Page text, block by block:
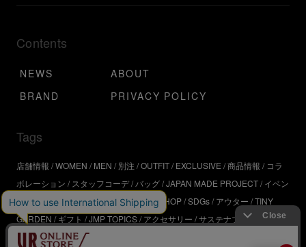
Contents
NEWS
ABOUT
BRAND
PRIVACY POLICY
Tags
店舗情報 WOMEN MEN 別注 OUTFIT EXCLUSIVE 商品情報
コラ
ボレーション
スタッフコーデ バッグ JAPAN MADE PROJECT イベン
ト アウトドア インタビュー WORKSHOP SDGs アウター TINY
GARDEN
ギフト JMP TOPICS アクセサリー サステナブル
UR
SDGs
ジュエリー